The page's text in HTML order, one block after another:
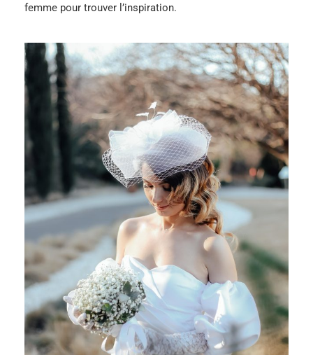
femme pour trouver l’inspiration.